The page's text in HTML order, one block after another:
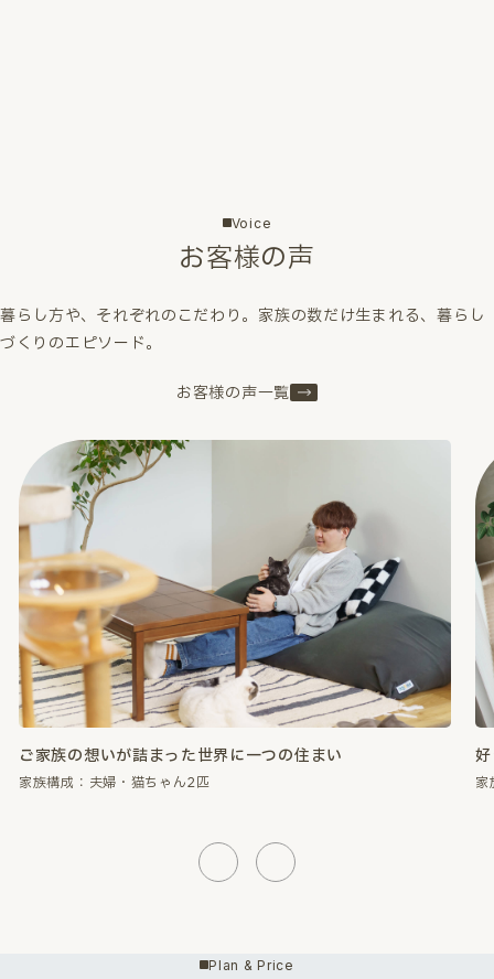
Voice
お客様の声
暮らし方や、それぞれのこだわり。家族の数だけ生まれる、暮らし
づくりのエピソード。
お客様の声一覧
好きなものに囲まれて、心が満たされる暮らし。
家族構成：夫婦・猫ちゃん2匹 家
Plan & Price